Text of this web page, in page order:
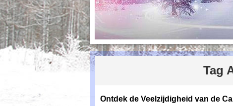
Tag
Ontdek de Veelzijdigheid van de